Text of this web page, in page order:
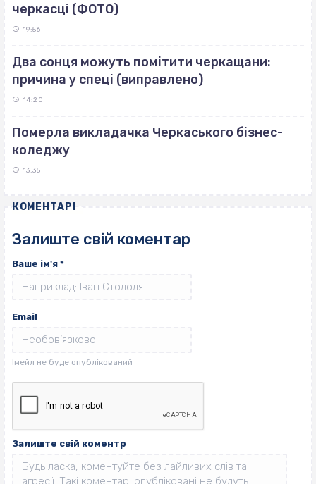
черкасці (ФОТО)
19:56
Два сонця можуть помітити черкащани:
причина у спеці (виправлено)
14:20
Померла викладачка Черкаського бізнес-
коледжу
13:35
КОМЕНТАРІ
Залиште свій коментар
Ваше ім'я *
Email
Залиште свій коментр